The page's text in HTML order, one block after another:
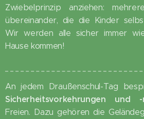
Zwiebelprinzip anziehen:
übereinander, die die Kinder
Wir werden alle sicher immer
Hause kommen! 😊
An jedem Draußenschul-Tag
Sicherheitsvorkehrungen und -
Freien. Dazu gehören die